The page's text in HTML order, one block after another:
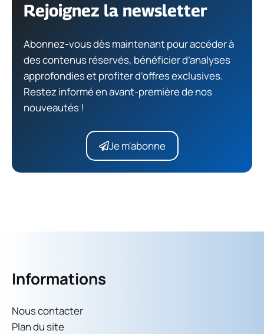
Rejoignez la newsletter
Abonnez-vous dès maintenant pour accéder à
des contenus réservés, bénéficier d’analyses
approfondies et profiter d’offres exclusives.
Restez informé en avant-première de nos
nouveautés !
Je m'abonne
Informations
Nous contacter
Plan du site